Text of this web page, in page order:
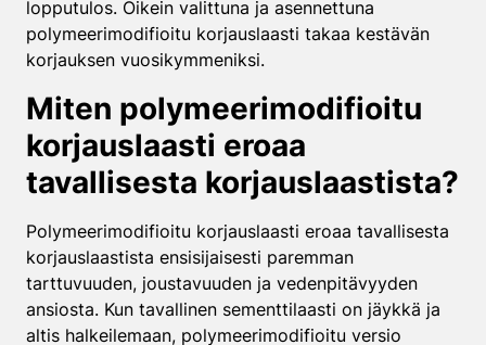
lopputulos. Oikein valittuna ja asennettuna
polymeerimodifioitu korjauslaasti takaa kestävän
korjauksen vuosikymmeniksi.
Miten polymeerimodifioitu
korjauslaasti eroaa
tavallisesta korjauslaastista?
Polymeerimodifioitu korjauslaasti eroaa tavallisesta
korjauslaastista ensisijaisesti paremman
tarttuvuuden, joustavuuden ja vedenpitävyyden
ansiosta. Kun tavallinen sementtilaasti on jäykkä ja
altis halkeilemaan, polymeerimodifioitu versio